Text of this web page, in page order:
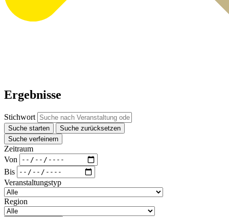
Ergebnisse
Stichwort
Suche starten
Suche zurücksetzen
Suche verfeinern
Zeitraum
Von
Bis
Veranstaltungstyp
Region